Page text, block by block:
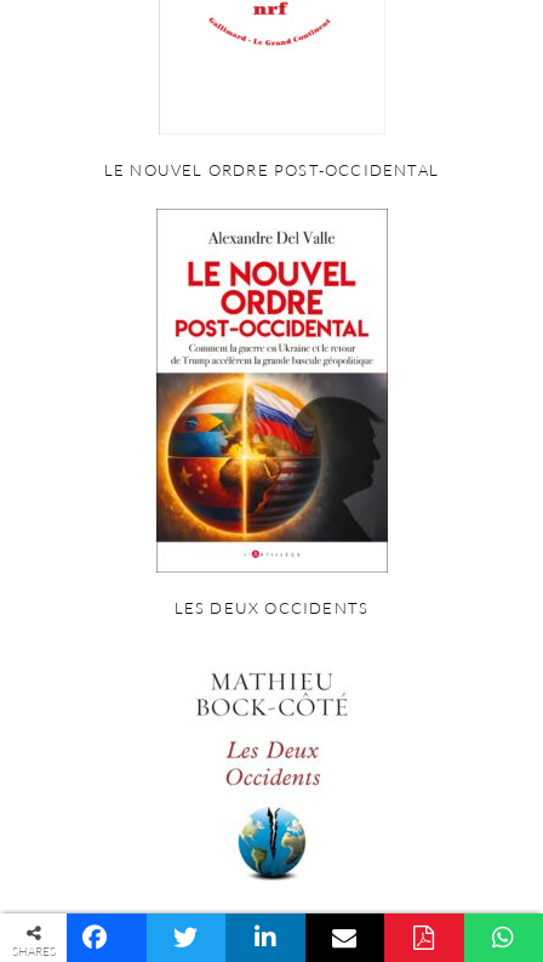
LE NOUVEL ORDRE POST-OCCIDENTAL
LES DEUX OCCIDENTS
© COPYRIGHT PALINGÉNÉSIE - POLITIQUE DE CONFIDENTIALITÉ
SHARES